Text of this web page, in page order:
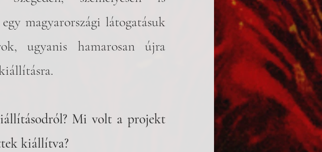
magyarországi látogatásuk
ugyanis hamarosan újra
Mi volt a projekt
kiállítva?